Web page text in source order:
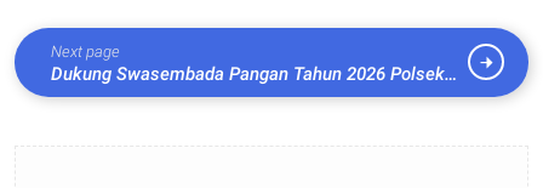
Next page
Dukung Swasembada Pangan Tahun 2026 Polsek
Rupat Bersama Kelompok Tani Panen Raya Jagung